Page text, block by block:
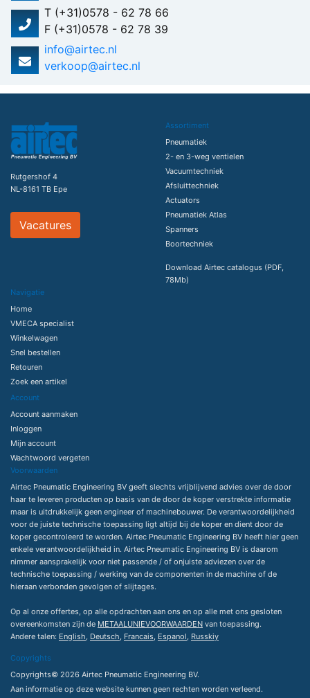
T (+31)0578 - 62 78 66
F (+31)0578 - 62 78 39
info@airtec.nl
verkoop@airtec.nl
Rutgershof 4
NL-8161 TB Epe
Vacatures
Assortiment
Pneumatiek
2- en 3-weg ventielen
Vacuumtechniek
Afsluittechniek
Actuators
Pneumatiek Atlas
Spanners
Boortechniek
Download Airtec catalogus (PDF,
78Mb)
Navigatie
Home
VMECA specialist
Winkelwagen
Snel bestellen
Retouren
Zoek een artikel
Account
Account aanmaken
Inloggen
Mijn account
Wachtwoord vergeten
Voorwaarden
Airtec Pneumatic Engineering BV geeft slechts vrijblijvend advies over de door
haar te leveren producten op basis van de door de koper verstrekte informatie
maar is uitdrukkelijk geen engineer of machinebouwer. De verantwoordelijkheid
voor de juiste technische toepassing ligt altijd bij de koper en dient door de
koper gecontroleerd te worden. Airtec Pneumatic Engineering BV heeft hier geen
enkele verantwoordelijkheid in. Airtec Pneumatic Engineering BV is daarom
nimmer aansprakelijk voor niet passende / of onjuiste adviezen over de
technische toepassing / werking van de componenten in de machine of de
hieraan verbonden gevolgen of slijtages.
Op al onze offertes, op alle opdrachten aan ons en op alle met ons gesloten
overeenkomsten zijn de METAALUNIEVOORWAARDEN van toepassing.
Andere talen: English, Deutsch, Francais, Espanol, Russkiy
Copyrights
Copyrights© 2026 Airtec Pneumatic Engineering BV.
Aan informatie op deze website kunnen geen rechten worden verleend.